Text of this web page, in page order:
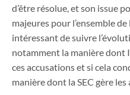
d’être résolue, et son issue
majeures pour l’ensemble
intéressant de suivre
notamment la manière dont
ces accusations et si cela
manière dont la SEC gère